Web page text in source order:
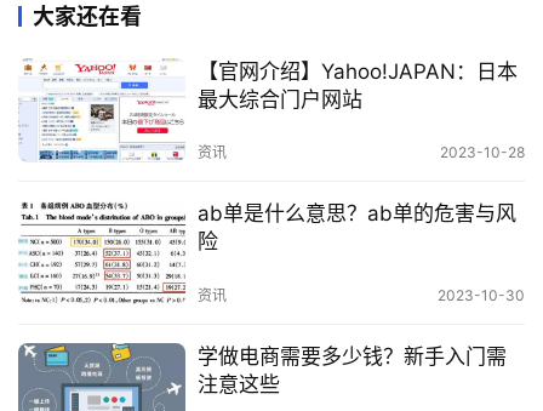
电
商
平
台
讯
除了选品方法之外，电商卖家还需要掌握一些选品技
巧，以提高选品的准确性和成功率。
关注热销趋势
具，了解当前市场上最热销的产品趋势。
分析竞争格局
卖家要分析竞争对手的优势和劣势，选择竞争相对较
小的细分市场。
大家还在看
【官网介绍】Yahoo!JAPAN：日本
最大综合门户网站
资讯 2023-10-28
ab单是什么意思？ab单的危害与风
险
资讯 2023-10-30
学做电商需要多少钱？新手入门需
注意这些